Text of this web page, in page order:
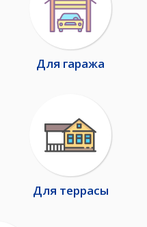
Для гаража
Для террасы